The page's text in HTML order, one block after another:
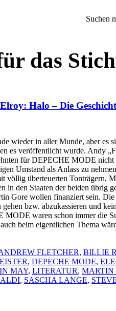
Suchen
das
Halo – Die
wieder in aller Munde, aber es
es veröffentlicht wurde. Andy
für DEPECHE MODE
Umstand als Anlass zu
völlig überteuerten Tonträgern,
in den Staaten der beiden
Gore wollen finanziert sein.
bzw. abzukassieren und
waren schon immer die
beim eigentlichen Thema
FLETCHER, BILLIE
, DEPECHE MODE,
MAY, LITERATUR, MARTIN
, SASCHA LANGE,